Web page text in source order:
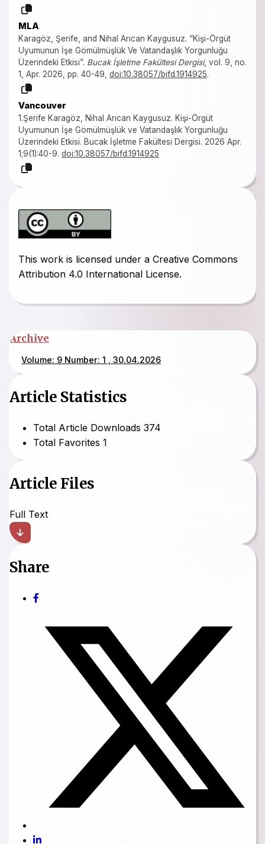
MLA
Karagöz, Şerife, and Nihal Arıcan Kaygusuz. “Kişi-Örgüt
Uyumunun İşe Gömülmüşlük Ve Vatandaşlık Yorgunluğu
Üzerindeki Etkisi”. Bucak İşletme Fakültesi Dergisi, vol. 9, no.
1, Apr. 2026, pp. 40-49, doi:10.38057/bifd.1914925.
Vancouver
1.Şerife Karagöz, Nihal Arıcan Kaygusuz. Kişi-Örgüt
Uyumunun İşe Gömülmüşlük ve Vatandaşlık Yorgunluğu
Üzerindeki Etkisi. Bucak İşletme Fakültesi Dergisi. 2026 Apr.
1;9(1):40-9. doi:10.38057/bifd.1914925
This work is licensed under a Creative Commons
Attribution 4.0 International License.
Archive
Volume: 9 Number: 1 , 30.04.2026
Article Statistics
Total Article Downloads 374
Total Favorites 1
Article Files
Full Text
Share